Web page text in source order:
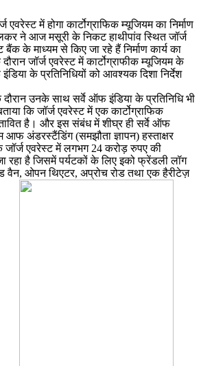
एवरेस्ट में होगा कार्टोग्राफिक म्यूजियम का निर्माण
ने आज मसूरी के निकट हाथीपांव स्थित जॉर्ज
के माध्यम से किए जा रहे हैं निर्माण कार्य का
दौरान जॉर्ज एवरेस्ट में कार्टोग्राफीक म्यूजियम के
के प्रतिनिधियों को आवश्यक दिशा निर्देश
दौरान उनके साथ सर्वे ऑफ इंडिया के प्रतिनिधि भी
कि जॉर्ज एवरेस्ट में एक कार्टोग्राफिक
है। और इस संबंध में शीघ्र ही सर्वे ऑफ
आफ अंडरस्टैंडिंग (समझौता ज्ञापन) हस्ताक्षर
जॉर्ज एवरेस्ट में लगभग 24 करोड़ रुपए की
रहा है जिसमें पर्यटकों के लिए इको फ्रेंडली लॉग
वैन, ओपन थिएटर, अप्रोच रोड तथा एक हैरीटेज़